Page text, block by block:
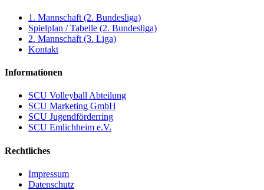
1. Mannschaft (2. Bundesliga)
Spielplan / Tabelle (2. Bundesliga)
2. Mannschaft (3. Liga)
Kontakt
Informationen
SCU Volleyball Abteilung
SCU Marketing GmbH
SCU Jugendförderring
SCU Emlichheim e.V.
Rechtliches
Impressum
Datenschutz